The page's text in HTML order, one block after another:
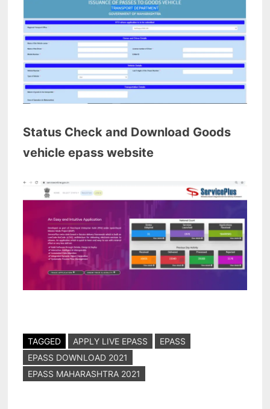
Status Check and Download Goods
vehicle epass website
TAGGED APPLY LIVE EPASS
EPASS
EPASS DOWNLOAD 2021
EPASS MAHARASHTRA 2021